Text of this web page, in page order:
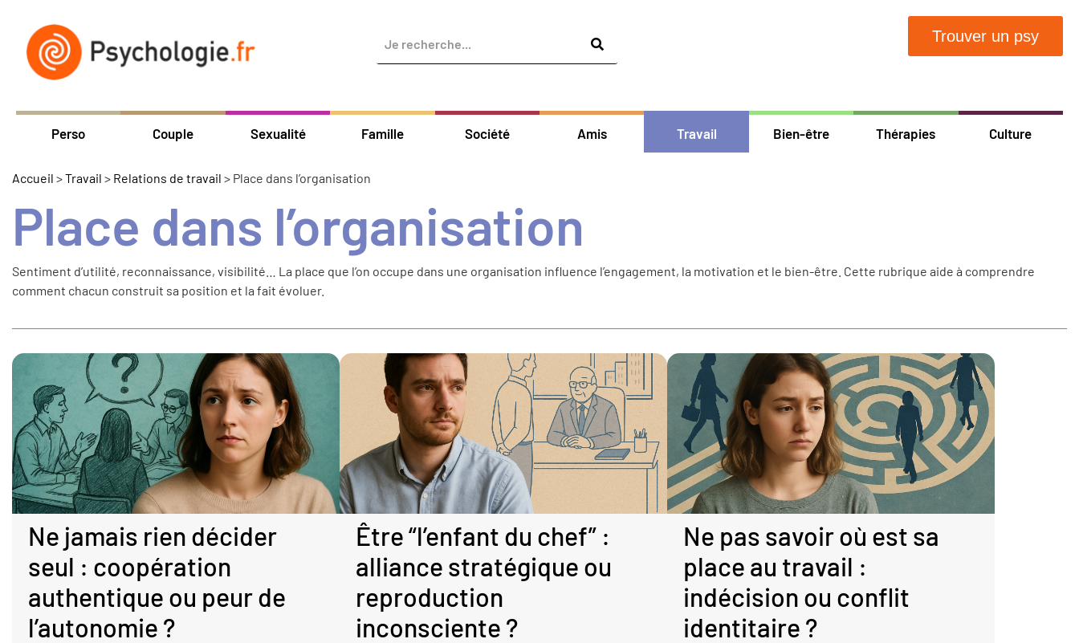
Trouver un psy
Perso Couple Sexualité Famille Société Amis Travail Bien-être Thérapies Culture
Accueil >Travail > Relations de travail > Place dans l’organisation
Place dans l’organisation
Sentiment d’utilité, reconnaissance, visibilité… La place que l’on occupe dans une organisation influence l’engagement, la motivation et le bien-être. Cette rubrique aide à comprendre
comment chacun construit sa position et la fait évoluer.
Ne jamais rien décider
seul : coopération
authentique ou peur de
l’autonomie ?
Être “l’enfant du chef” :
alliance stratégique ou
reproduction
inconsciente ?
Ne pas savoir où est sa
place au travail :
indécision ou conflit
identitaire ?